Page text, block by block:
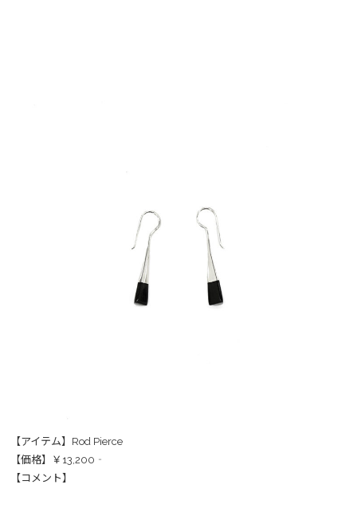
【アイテム】Rod Pierce
【価格】￥13,200‐
【コメント】